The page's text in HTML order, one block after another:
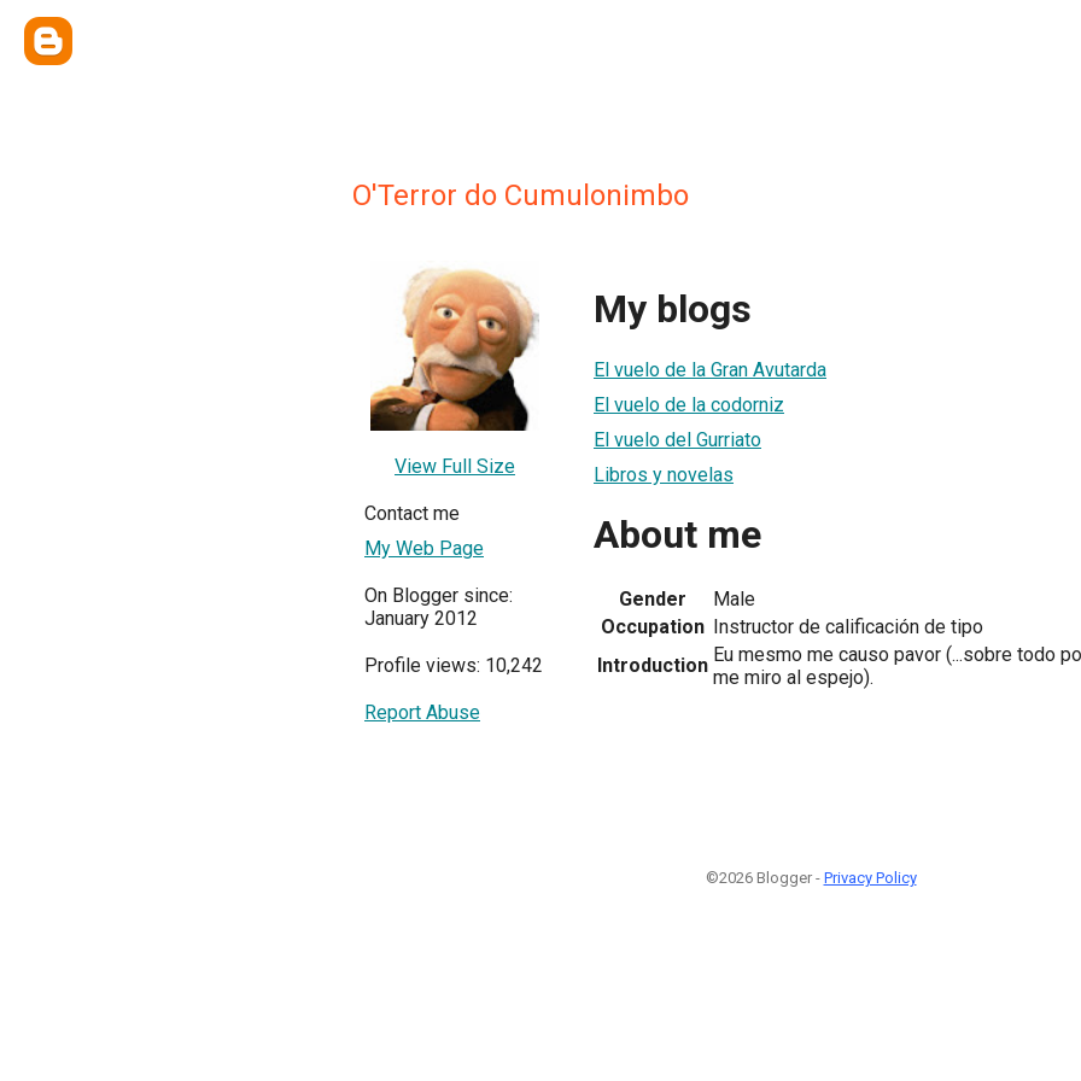
O'Terror do Cumulonimbo
View Full Size
Contact me
My Web Page
On Blogger since:
January 2012
Profile views: 10,242
Report Abuse
My blogs
El vuelo de la Gran Avutarda
El vuelo de la codorniz
El vuelo del Gurriato
Libros y novelas
About me
Gender
Male
Occupation Instructor de calificación de tipo
Introduction Eu mesmo me causo pavor (...sobre todo
me miro al espejo).
©2026 Blogger - Privacy Policy